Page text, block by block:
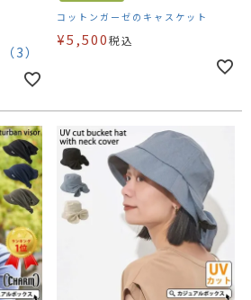
（3）
コットンガーゼのキャスケット
¥5,500税込